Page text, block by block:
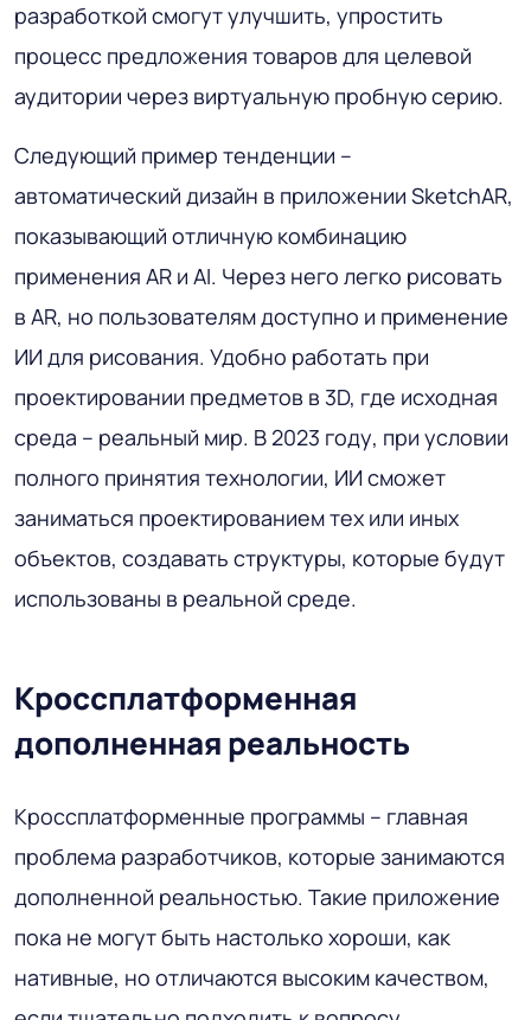
разработкой смогут улучшить, упростить
процесс предложения товаров для целевой
аудитории через виртуальную пробную серию.
Следующий пример тенденции –
автоматический дизайн в приложении SketchAR,
показывающий отличную комбинацию
применения AR и AI. Через него легко рисовать
в AR, но пользователям доступно и применение
ИИ для рисования. Удобно работать при
проектировании предметов в 3D, где исходная
среда – реальный мир. В 2023 году, при условии
полного принятия технологии, ИИ сможет
заниматься проектированием тех или иных
объектов, создавать структуры, которые будут
использованы в реальной среде.
Кроссплатформенная
дополненная реальность
Кроссплатформенные программы – главная
проблема разработчиков, которые занимаются
дополненной реальностью. Такие приложение
пока не могут быть настолько хороши, как
нативные, но отличаются высоким качеством,